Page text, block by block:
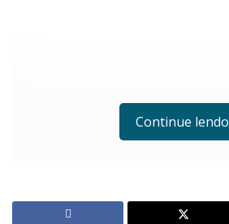
Continue lendo